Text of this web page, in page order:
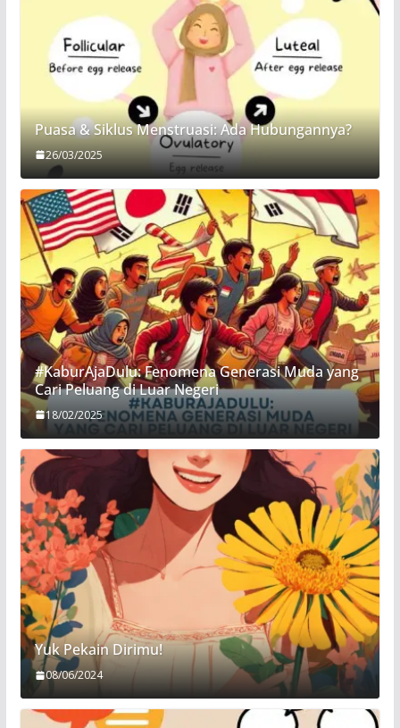
Puasa & Siklus Menstruasi: Ada Hubungannya?
26/03/2025
#KaburAjaDulu: Fenomena Generasi Muda yang
Cari Peluang di Luar Negeri
18/02/2025
Yuk Pekain Dirimu!
08/06/2024